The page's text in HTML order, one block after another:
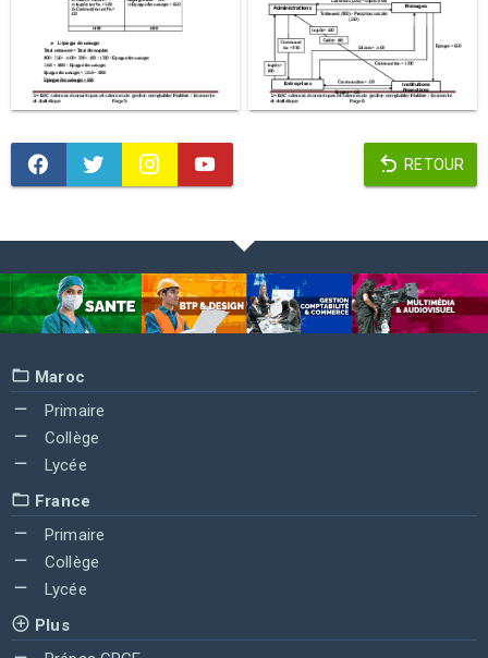
RETOUR
Maroc
Primaire
Collège
Lycée
France
Primaire
Collège
Lycée
Plus